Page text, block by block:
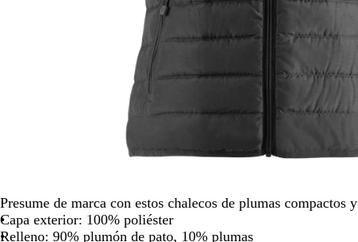
Presume de marca con estos chalecos de plumas compactos
Capa exterior: 100% poliéster
Relleno: 90% plumón de pato, 10% plumas